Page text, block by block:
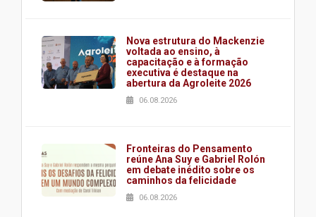
Nova estrutura do Mackenzie
voltada ao ensino, à
capacitação e à formação
executiva é destaque na
abertura da Agroleite 2026
06.08.2026
Fronteiras do Pensamento
reúne Ana Suy e Gabriel Rolón
em debate inédito sobre os
caminhos da felicidade
06.08.2026